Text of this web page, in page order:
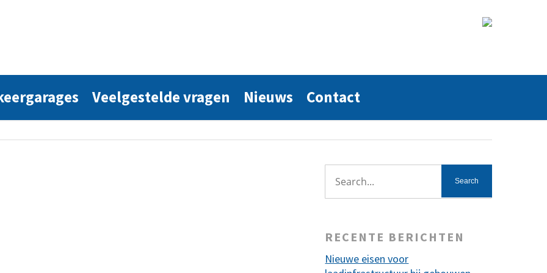
Veelgestelde vragen Nieuws Contact
RECENTE BERICHTEN
Nieuwe eisen voor